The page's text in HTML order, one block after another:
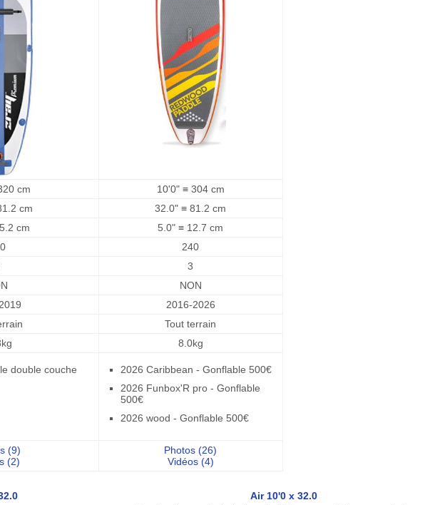
cm
10'0" ≡ 304 cm
cm
32.0" ≡ 81.2 cm
cm
5.0" ≡ 12.7 cm
240
3
NON
2016-2026
Tout terrain
8.0kg
double couche
2026 Caribbean - Gonflable 500€
2026 Funbox'R pro - Gonflable
500€
2026 wood - Gonflable 500€
(9)
(2)
Photos (26)
Vidéos (4)
Air 10'0 x 32.0